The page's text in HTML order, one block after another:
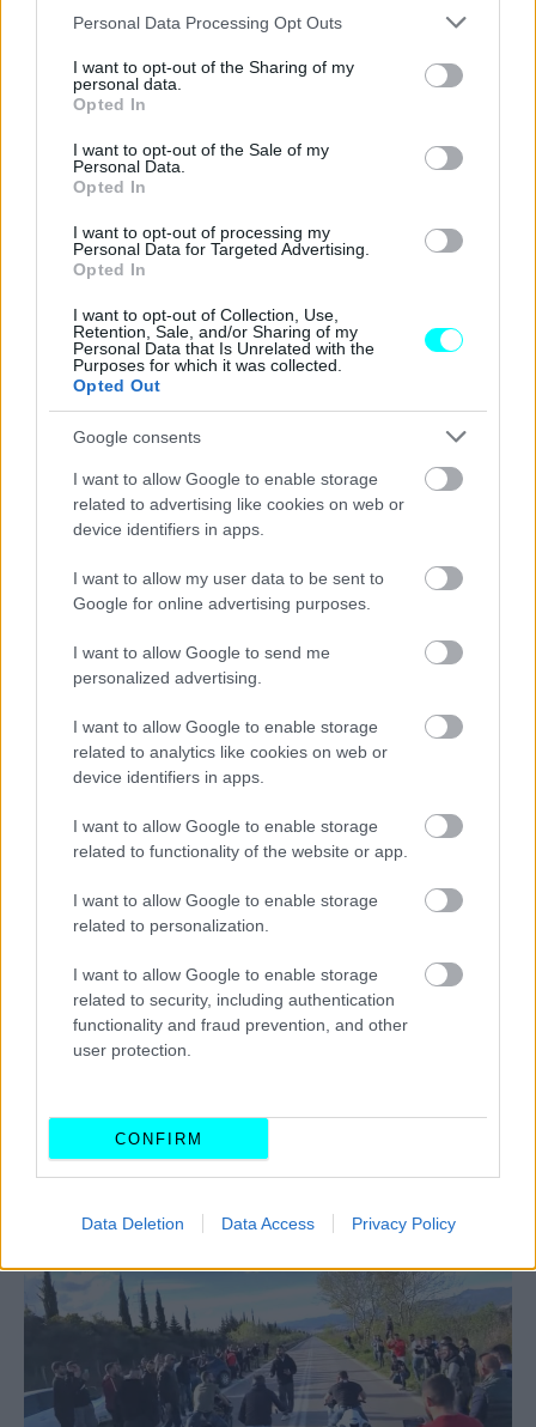
Please note that this website/app uses one or more Google
not limited to your visit or usage behaviour. You may click to
grant or deny consent to Google and its third-party tags to
use your data for below specified purposes in below Google
consent section.
Personal Data Processing Opt Outs
I want to opt-out of the Sharing of my
personal data.
Opted In
I want to opt-out of the Sale of my
Personal Data.
Opted In
I want to opt-out of processing my
Personal Data for Targeted Advertising.
Opted In
I want to opt-out of Collection, Use,
Retention, Sale, and/or Sharing of my
Personal Data that Is Unrelated with the
Purposes for which it was collected.
Opted Out
Google consents
I want to allow Google to enable storage
related to advertising like cookies on web or
device identifiers in apps.
I want to allow my user data to be sent to
Google for online advertising purposes.
I want to allow Google to send me
personalized advertising.
I want to allow Google to enable storage
related to analytics like cookies on web or
device identifiers in apps.
I want to allow Google to enable storage
related to functionality of the website or app.
I want to allow Google to enable storage
related to personalization.
I want to allow Google to enable storage
related to security, including authentication
functionality and fraud prevention, and other
user protection.
CONFIRM
Data Deletion Data Access Privacy Policy
Επιπλέον, κατά τη διάρκεια της συνάντησης συζητήθηκαν
οι τρόποι ανάδειξης της γεωστρατηγικής σημασίας της
Ελλάδας και της Κύπρου εντός του
Ευρωπαϊκού Διαδρόμου Μεταφορών «Βαλτικής – Μαύρης
Θάλασσας – Αιγαίου»
εντατικοποίηση συνεργασίας
των δύο μερών, ενόψει της ανάληψης της Προεδρίας του
του 2026και με φόντο την Ελληνική Προεδρία το
δεύτερο εξάμηνο του 2027.
Βροχή οι κλήσεις των 350 ευρώ σε Αττική
έχασαν το δίπλωμα